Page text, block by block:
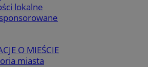
lokalne
O MIEŚCIE
miasta